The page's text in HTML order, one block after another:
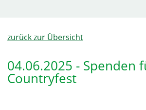
zurück zur Übersicht
04.06.2025 - Spenden
Countryfest